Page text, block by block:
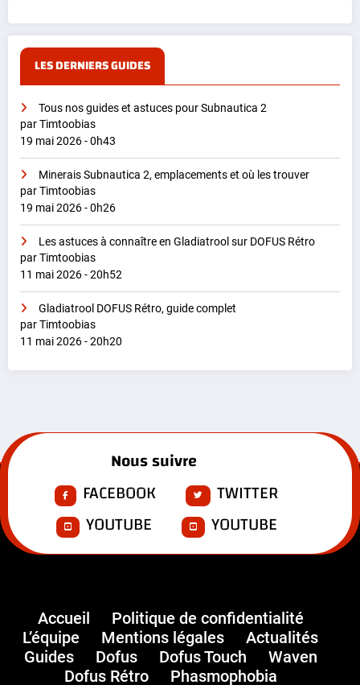
LES DERNIERS GUIDES
Tous nos guides et astuces pour Subnautica 2
par Timtoobias
19 mai 2026 - 0h43
Minerais Subnautica 2, emplacements et où les trouver
par Timtoobias
19 mai 2026 - 0h26
Les astuces à connaître en Gladiatrool sur DOFUS Rétro
par Timtoobias
11 mai 2026 - 20h52
Gladiatrool DOFUS Rétro, guide complet
par Timtoobias
11 mai 2026 - 20h20
Nous suivre
FACEBOOK
TWITTER
YOUTUBE
YOUTUBE
Accueil
Politique de confidentialité
L’équipe
Mentions légales
Actualités
Guides
Dofus Dofus Touch
Waven
Dofus Rétro
Phasmophobia